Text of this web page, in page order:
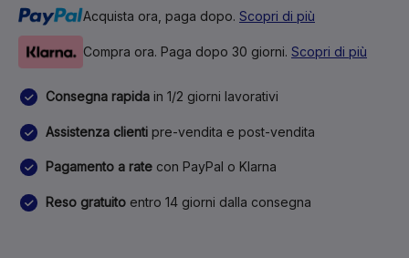
Acquista ora, paga dopo. Scopri di più
Compra ora. Paga dopo 30 giorni. Scopri di più
Consegna rapida in 1/2 giorni lavorativi
Assistenza clienti pre-vendita e post-vendita
Pagamento a rate con PayPal o Klarna
Reso gratuito entro 14 giorni dalla consegna